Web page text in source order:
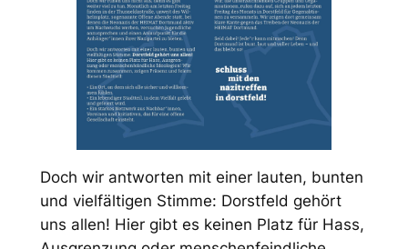
Doch wir antworten mit einer lauten, bunten
und vielfältigen Stimme: Dorstfeld gehört
uns allen! Hier gibt es keinen Platz für Hass,